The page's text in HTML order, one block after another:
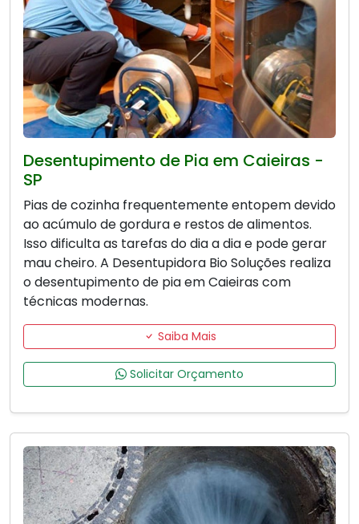
Desentupimento de Pia em Caieiras -
SP
Pias de cozinha frequentemente entopem devido
ao acúmulo de gordura e restos de alimentos.
Isso dificulta as tarefas do dia a dia e pode gerar
mau cheiro. A Desentupidora Bio Soluções realiza
o desentupimento de pia em Caieiras com
técnicas modernas.
Saiba Mais
Solicitar Orçamento